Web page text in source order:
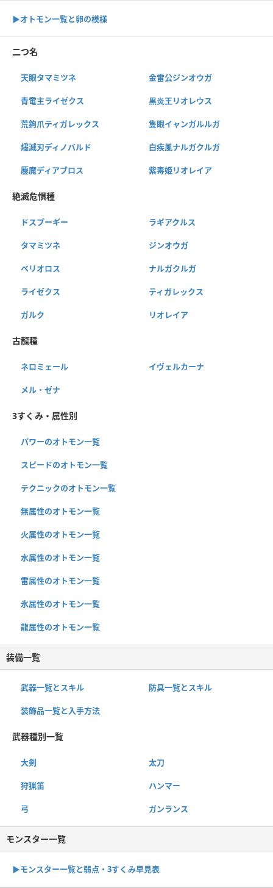
▶︎オトモン一覧と卵の模様
二つ名
天眼タマミツネ 金雷公ジンオウガ
青電主ライゼクス 黒炎王リオレウス
荒鉤爪ティガレックス 隻眼イャンガルルガ
燼滅刃ディノバルド 白疾風ナルガクルガ
鏖魔ディアブロス 紫毒姫リオレイア
絶滅危惧種
ドスプーギー ラギアクルス
タマミツネ ジンオウガ
ベリオロス ナルガクルガ
ライゼクス ティガレックス
ガルク リオレイア
古龍種
ネロミェール イヴェルカーナ
メル・ゼナ
3すくみ・属性別
パワーのオトモン一覧
スピードのオトモン一覧
テクニックのオトモン一覧
無属性のオトモン一覧
火属性のオトモン一覧
水属性のオトモン一覧
雷属性のオトモン一覧
氷属性のオトモン一覧
龍属性のオトモン一覧
装備一覧
武器一覧とスキル 防具一覧とスキル
装飾品一覧と入手方法
武器種別一覧
大剣 太刀
狩猟笛 ハンマー
弓 ガンランス
モンスター一覧
▶︎モンスター一覧と弱点・3すくみ早見表